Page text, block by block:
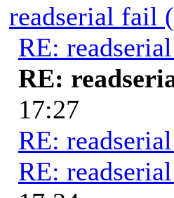
readserial fail
RE:
RE:
17:27
RE:
RE: